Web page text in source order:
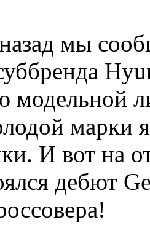
мы
модельной
марки
И вот на
дебют